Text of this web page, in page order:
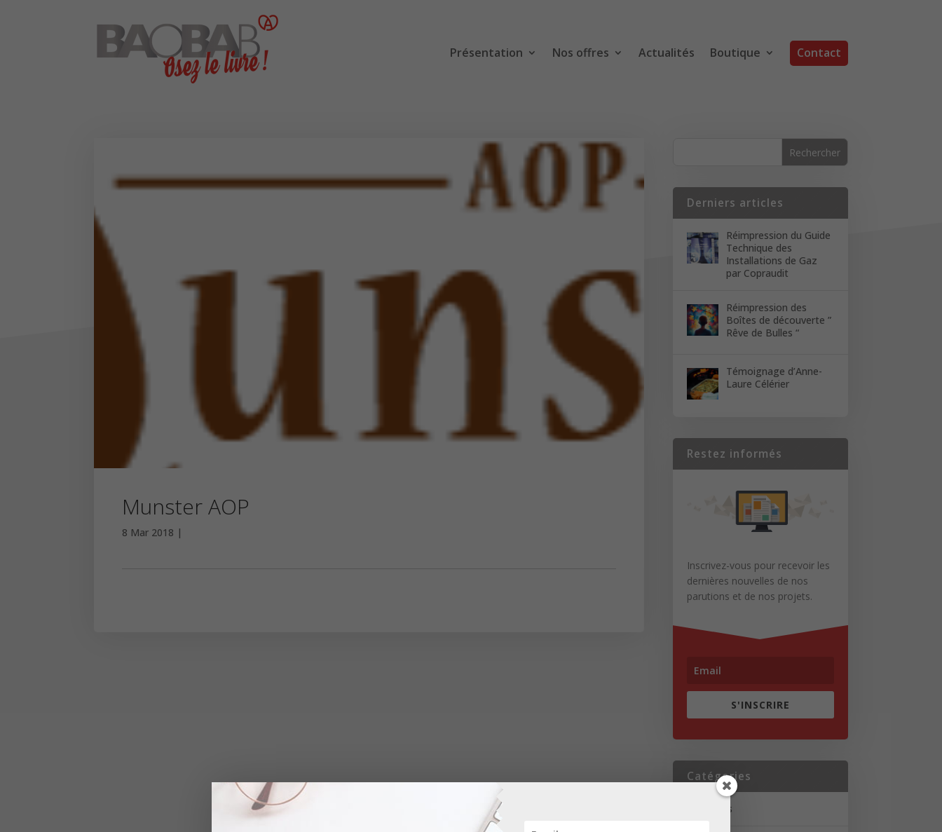
Présentation Nos offres Actualités Boutique Contact
Munster AOP
8 Mar 2018
Derniers articles
Réimpression du Guide
Technique des
Installations de Gaz
par Copraudit
Réimpression des
Boîtes de découverte ”
Rêve de Bulles “
Témoignage d’Anne-
Laure Célérier
Restez informés
Inscrivez-vous pour recevoir les
dernières nouvelles de nos
parutions et de nos projets.
S'INSCRIRE
Catégories
Actualités